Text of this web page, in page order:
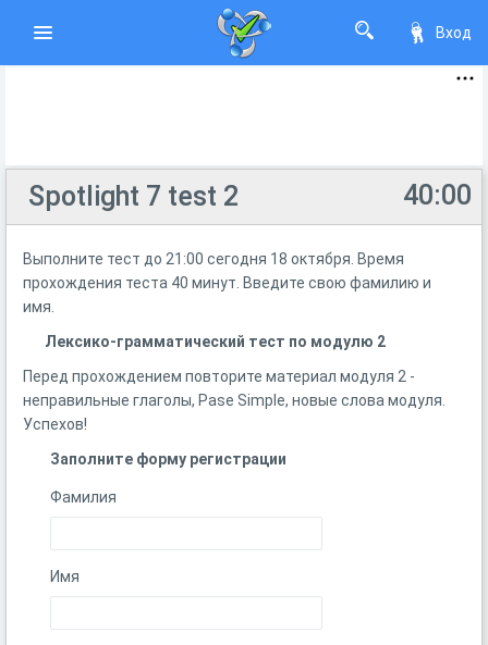
Вход
40:00
Spotlight 7 test 2
Выполните тест до 21:00 сегодня 18 октября. Время
прохождения теста 40 минут. Введите свою фамилию и
имя.
Лексико-грамматический тест по модулю 2
Перед прохождением повторите материал модуля 2 -
неправильные глаголы, Pasе Simple, новые слова модуля.
Успехов!
Заполните форму регистрации
Фамилия
Имя